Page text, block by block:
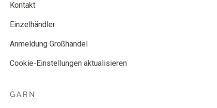
Kontakt
Einzelhändler
Anmeldung Großhandel
Cookie-Einstellungen aktualisieren
GARN